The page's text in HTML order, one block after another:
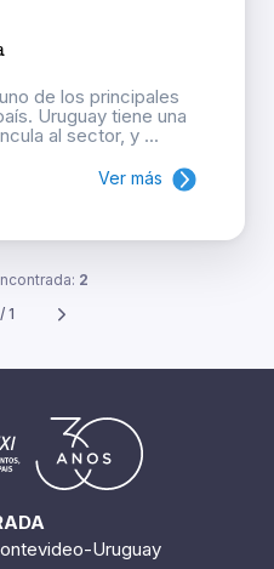
de los principales
Uruguay tiene una
al sector, y ...
Ver más
2
1
Uruguay